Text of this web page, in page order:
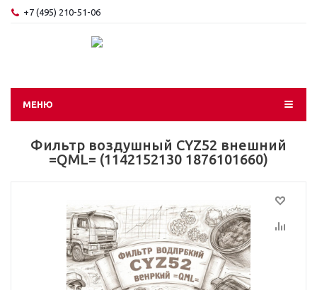
+7 (495) 210-51-06
МЕНЮ
Фильтр воздушный CYZ52 внешний
=QML= (1142152130 1876101660)